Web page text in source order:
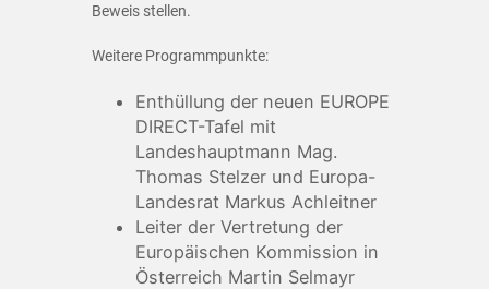
Beweis stellen.
Weitere Programmpunkte:
Enthüllung der neuen EUROPE
DIRECT-Tafel mit
Landeshauptmann Mag.
Thomas Stelzer und Europa-
Landesrat Markus Achleitner
Leiter der Vertretung der
Europäischen Kommission in
Österreich Martin Selmayr